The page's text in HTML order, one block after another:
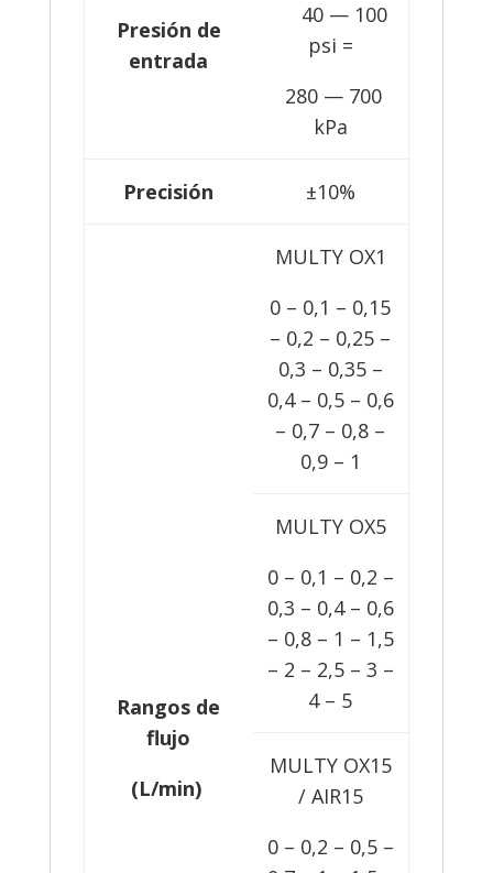
Presión de
entrada
40 — 100
psi =
280 — 700
kPa
Precisión ±10%
Rangos de
flujo
(L/min)
MULTY OX1
0 – 0,1 – 0,15
– 0,2 – 0,25 –
0,3 – 0,35 –
0,4 – 0,5 – 0,6
– 0,7 – 0,8 –
0,9 – 1
MULTY OX5
0 – 0,1 – 0,2 –
0,3 – 0,4 – 0,6
– 0,8 – 1 – 1,5
– 2 – 2,5 – 3 –
4 – 5
MULTY OX15
/ AIR15
0 – 0,2 – 0,5 –